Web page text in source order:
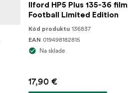
Ilford HP5 Plus 135-36 film
Football Limited Edition
Kód produktu 136837
EAN 019498182815
Na sklade
17,90 €